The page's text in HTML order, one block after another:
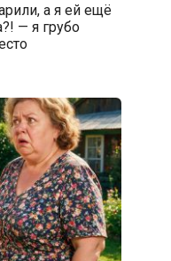
а я ей ещё
— я грубо